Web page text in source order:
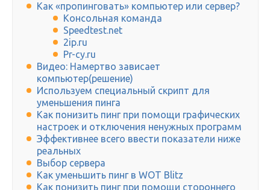
Как «пропинговать» компьютер или сервер?
Консольная команда
Speedtest.net
2ip.ru
Pr-cy.ru
Видео: Намертво зависает
компьютер(решение)
Используем специальный скрипт для
уменьшения пинга
Как понизить пинг при помощи графических
настроек и отключения ненужных программ
Эффективнее всего ввести показатели ниже
реальных
Выбор сервера
Как уменьшить пинг в WOT Blitz
Как понизить пинг при помощи стороннего